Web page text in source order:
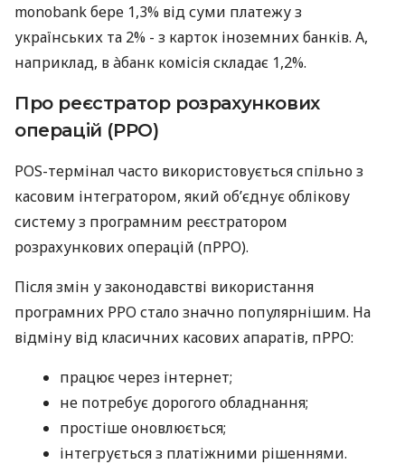
monobank бере 1,3% від суми платежу з
українських та 2% - з карток іноземних банків. А,
наприклад, в àбанк комісія складає 1,2%.
Про реєстратор розрахункових
операцій (РРО)
POS-термінал часто використовується спільно з
касовим інтегратором, який об’єднує облікову
систему з програмним реєстратором
розрахункових операцій (пРРО).
Після змін у законодавстві використання
програмних РРО стало значно популярнішим. На
відміну від класичних касових апаратів, пРРО:
працює через інтернет;
не потребує дорогого обладнання;
простіше оновлюється;
інтегрується з платіжними рішеннями.